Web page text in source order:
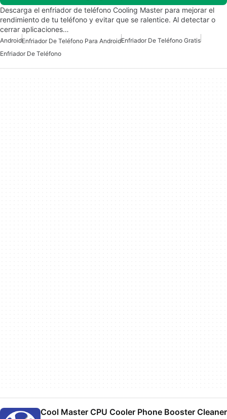
Descarga el enfriador de teléfono Cooling Master para mejorar el
rendimiento de tu teléfono y evitar que se ralentice. Al detectar o
cerrar aplicaciones…
AndroidEnfriador De Teléfono Para AndroidEnfriador De Teléfono Gratis
Enfriador De Teléfono
Cool Master CPU Cooler Phone Booster Cleaner